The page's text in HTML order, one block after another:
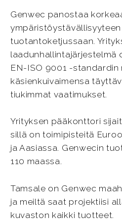
Genwec panostaa
tuotantoketjussaan.
laadunhallintajärjestelmä
EN-ISO 9001 -standardin
käsienkuivaimensa
tiukimmat vaatimukset.
Yrityksen pääkonttori
sillä on toimipisteitä
ja Aasiassa. Genwecin
110 maassa.
Tamsale on Genwec
ja meiltä saat projektiisi
kuvaston kaikki tuotteet.